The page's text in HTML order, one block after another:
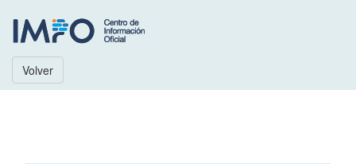
Volver